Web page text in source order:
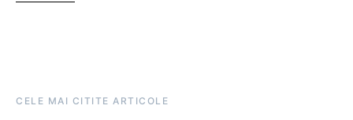
CELE MAI CITITE ARTICOLE